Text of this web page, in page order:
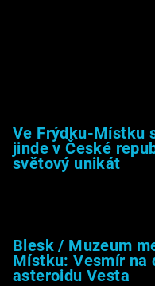
Ve Frýdku-Místku
jinde v České
světový unikát
Blesk / Muzeum
Místku: Vesmír na
asteroidu Vesta